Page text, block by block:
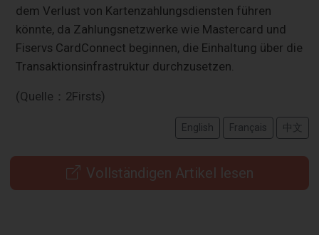
dem Verlust von Kartenzahlungsdiensten führen
könnte, da Zahlungsnetzwerke wie Mastercard und
Fiservs CardConnect beginnen, die Einhaltung über die
Transaktionsinfrastruktur durchzusetzen.
(Quelle：2Firsts)
English Français 中文
Vollständigen Artikel lesen